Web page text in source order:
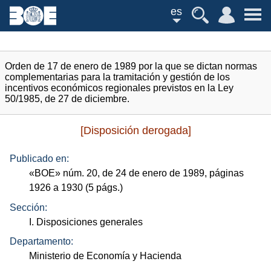
es
Orden de 17 de enero de 1989 por la que se dictan normas
complementarias para la tramitación y gestión de los
incentivos económicos regionales previstos en la Ley
50/1985, de 27 de diciembre.
[Disposición derogada]
Publicado en:
«BOE» núm. 20, de 24 de enero de 1989, páginas
1926 a 1930 (5 págs.)
Sección:
I. Disposiciones generales
Departamento:
Ministerio de Economía y Hacienda